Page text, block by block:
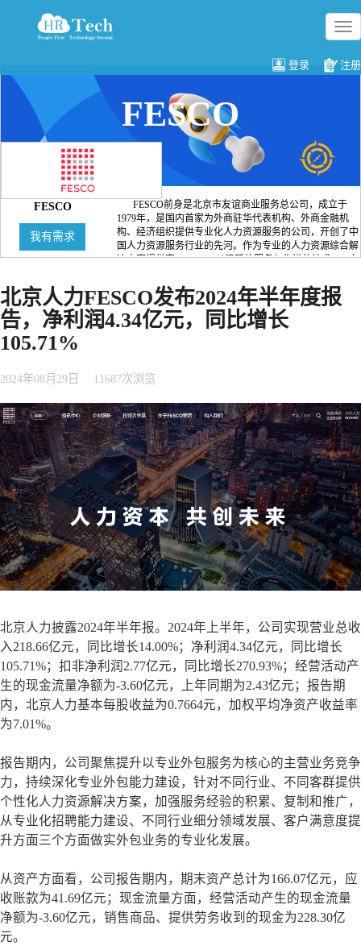
切
换
航
登录 注册
FESCO
FESCO
我有需求
FESCO前身是北京市友谊商业服务总公司，成立于
1979年，是国内首家为外商驻华代表机构、外商金融机
构、经济组织提供专业化人力资源服务的公司，开创了中
国人力资源服务行业的先河。作为专业的人力资源综合解
决方案提供商，FESCO以温暖的服务与先进的技术，41年
推动着中外企业在华业务的快速增长，帮助国内外人才不
断提升价值。 FESCO一直深耕人力资源服务行业，涵盖
用工管理、人事代理、商业外包、健康管理、财税薪酬、
弹性福利、管理咨询、国际人才服务、高端人才寻访等多
的客户涵盖了信息通信、新能源、新材料、航空航天、生
过服务、产品和科技创造价值，打造一个有价值的智慧人
力服务生态，赋能组织和行业发展。
北京人力FESCO发布2024年半年度报
告，净利润4.34亿元，同比增长
105.71%
2024年08月29日 11687次浏览
北京人力披露2024年半年报。2024年上半年，公司实现营业总收
入218.66亿元，同比增长14.00%；净利润4.34亿元，同比增长
105.71%；扣非净利润2.77亿元，同比增长270.93%；经营活动产
生的现金流量净额为-3.60亿元，上年同期为2.43亿元；报告期
内，北京人力基本每股收益为0.7664元，加权平均净资产收益率
为7.01%。
报告期内，公司聚焦提升以专业外包服务为核心的主营业务竞争
力，持续深化专业外包能力建设，针对不同行业、不同客群提供
个性化人力资源解决方案，加强服务经验的积累、复制和推广，
从专业化招聘能力建设、不同行业细分领域发展、客户满意度提
升方面三个方面做实外包业务的专业化发展。
从资产方面看，公司报告期内，期末资产总计为166.07亿元，应
收账款为41.69亿元；现金流量方面，经营活动产生的现金流量
净额为-3.60亿元，销售商品、提供劳务收到的现金为228.30亿
元。